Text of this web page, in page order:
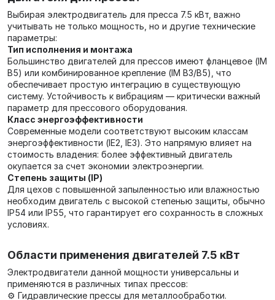
Выбирая электродвигатель для пресса 7.5 кВт, важно
учитывать не только мощность, но и другие технические
параметры:
Тип исполнения и монтажа
Большинство двигателей для прессов имеют фланцевое (IM
B5) или комбинированное крепление (IM B3/B5), что
обеспечивает простую интеграцию в существующую
систему. Устойчивость к вибрациям — критически важный
параметр для прессового оборудования.
Класс энергоэффективности
Современные модели соответствуют высоким классам
энергоэффективности (IE2, IE3). Это напрямую влияет на
стоимость владения: более эффективный двигатель
окупается за счет экономии электроэнергии.
Степень защиты (IP)
Для цехов с повышенной запыленностью или влажностью
необходим двигатель с высокой степенью защиты, обычно
IP54 или IP55, что гарантирует его сохранность в сложных
условиях.
Области применения двигателей 7.5 кВт
Электродвигатели данной мощности универсальны и
применяются в различных типах прессов:
⚙️ Гидравлические прессы для металлообработки.